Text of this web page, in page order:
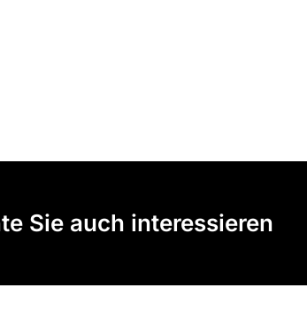
Sie auch interessieren